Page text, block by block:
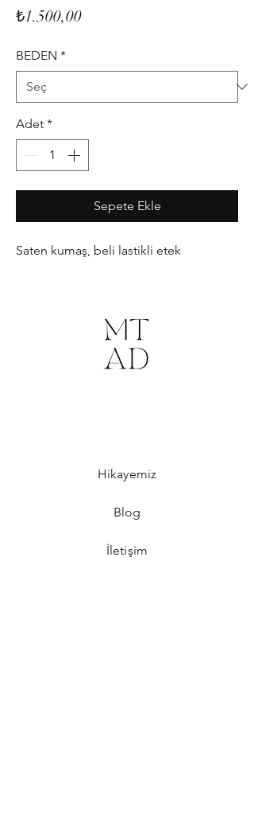
₺1.500,00Fiyat
BEDEN *
Adet *
Sepete Ekle
Saten kumaş, beli lastikli etek
Hikayemiz
Blog
İletişim